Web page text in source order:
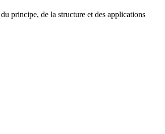
principe, de la structure et des applications